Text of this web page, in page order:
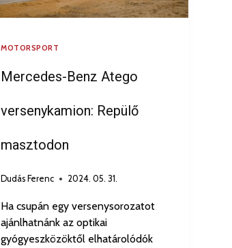
MOTORSPORT
Mercedes-Benz Atego
versenykamion: Repülő
masztodon
Dudás Ferenc 2024. 05. 31.
Ha csupán egy versenysorozatot
ajánlhatnánk az optikai
gyógyeszközöktől elhatárolódók